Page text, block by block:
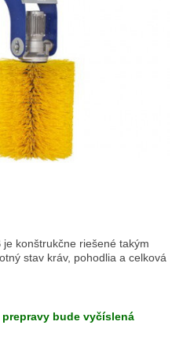
konštrukčne riešené takým
stav kráv, pohodlia a celková
prepravy bude vyčíslená